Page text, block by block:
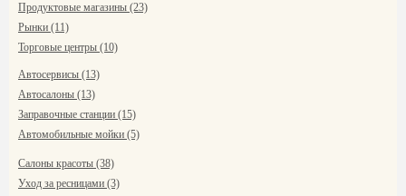
Продуктовые магазины (23)
Рынки (11)
Торговые центры (10)
Автосервисы (13)
Автосалоны (13)
Заправочные станции (15)
Автомобильные мойки (5)
Салоны красоты (38)
Уход за ресницами (3)